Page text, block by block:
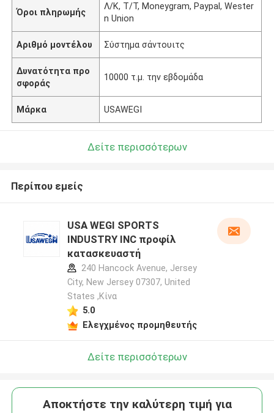
Όροι πληρωμής
Λ/Κ, T/T, Moneygram, Paypal, Wester
n Union
Αριθμό μοντέλου Σύστημα σάντουιτς
Δυνατότητα προ
σφοράς
10000 τ.μ. την εβδομάδα
Μάρκα USAWEGI
Δείτε περισσότερων
Περίπου εμείς
USA WEGI SPORTS
INDUSTRY INC προφίλ
κατασκευαστή
240 Hancock Avenue, Jersey
City, New Jersey 07307, United
States ,Κίνα
5.0
Ελεγχμένος προμηθευτής
Δείτε περισσότερων
Αποκτήστε την καλύτερη τιμή για